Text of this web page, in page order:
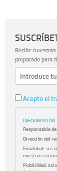
Recibe
preparado para
Acepto el
INFORMACIÓN
Responsable
Dirección del
Finalidad: sus
nuestros
Publicidad: